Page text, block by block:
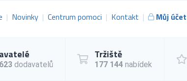
Novinky Centrum pomoci Kontakt Můj účet
dodavatelů
Tržiště
177 144 nabídek